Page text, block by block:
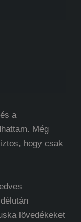
a
Még
hogy csak
lövedékeket